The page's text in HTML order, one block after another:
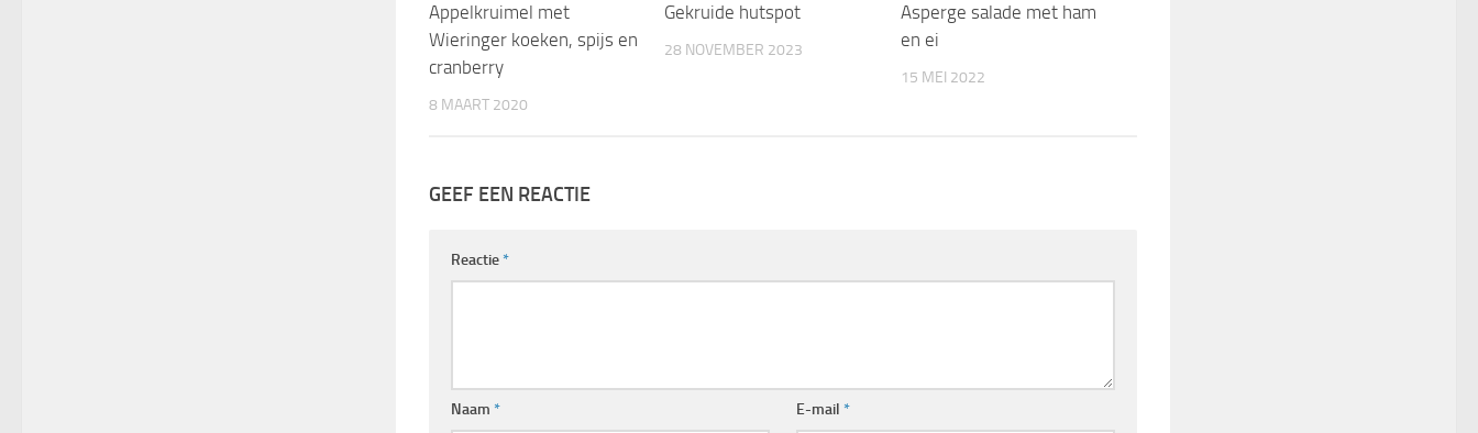
Appelkruimel met
Wieringer koeken, spijs en
cranberry
8 MAART 2020
Gekruide hutspot
28 NOVEMBER 2023
Asperge salade met ham
en ei
15 MEI 2022
GEEF EEN REACTIE
Reactie*
Naam * E-mail*